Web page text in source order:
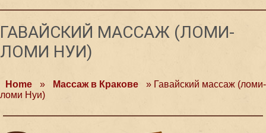
ГАВАЙСКИЙ МАССАЖ (ЛОМИ-
ЛОМИ НУИ)
Home » Массаж в Кракове » Гавайский массаж (ломи-
ломи Нуи)